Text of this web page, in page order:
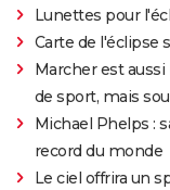
Lunettes pour
Carte de l'éclipse
Marcher est
de sport, mais
Michael Phelps :
record du monde
Le ciel offrira un